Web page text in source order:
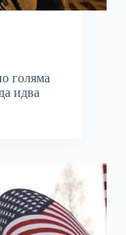
голяма
идва